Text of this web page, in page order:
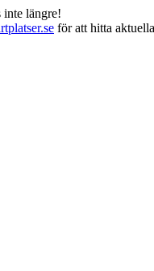
inte längre!
för att hitta